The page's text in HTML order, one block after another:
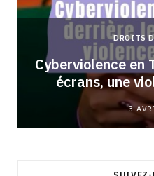
DROITS
Cyberviolence en
écrans, une
3